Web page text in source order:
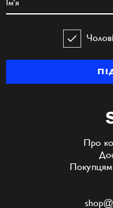
Про
Покупцям